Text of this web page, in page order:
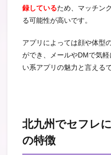
録しているため、マッチン
る可能性が高いです。
アプリによっては顔や体型
ができ、メールやDMで気
い系アプリの魅力と言える
北九州でセフレ
の特徴